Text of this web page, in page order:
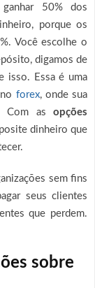
50% dos
porque os
Você escolhe o
digamos de
isso. Essa é uma
forex, onde sua
Com as opções
dinheiro que
sem fins
seus clientes
que perdem.
sobre